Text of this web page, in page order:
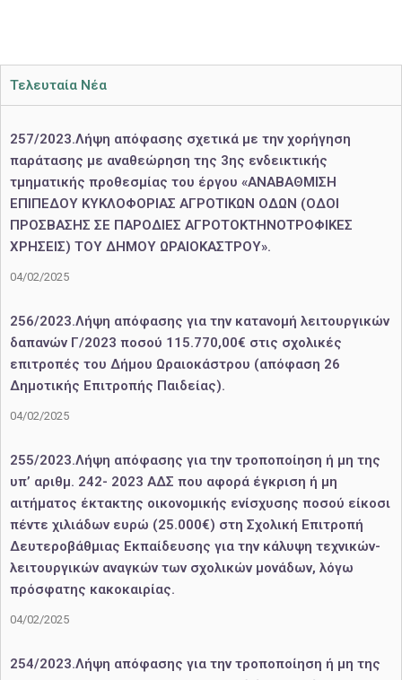
Τελευταία Νέα
257/2023.Λήψη απόφασης σχετικά με την χορήγηση
παράτασης με αναθεώρηση της 3ης ενδεικτικής
τμηματικής προθεσμίας του έργου «ΑΝΑΒΑΘΜΙΣΗ
ΕΠΙΠΕΔΟΥ ΚΥΚΛΟΦΟΡΙΑΣ ΑΓΡΟΤΙΚΩΝ ΟΔΩΝ (ΟΔΟΙ
ΠΡΟΣΒΑΣΗΣ ΣΕ ΠΑΡΟΔΙΕΣ ΑΓΡΟΤΟΚΤΗΝΟΤΡΟΦΙΚΕΣ
ΧΡΗΣΕΙΣ) ΤΟΥ ΔΗΜΟΥ ΩΡΑΙΟΚΑΣΤΡΟΥ».
04/02/2025
256/2023.Λήψη απόφασης για την κατανομή λειτουργικών
δαπανών Γ/2023 ποσού 115.770,00€ στις σχολικές
επιτροπές του Δήμου Ωραιοκάστρου (απόφαση 26
Δημοτικής Επιτροπής Παιδείας).
04/02/2025
255/2023.Λήψη απόφασης για την τροποποίηση ή μη της
υπ’ αριθμ. 242- 2023 ΑΔΣ που αφορά έγκριση ή μη
αιτήματος έκτακτης οικονομικής ενίσχυσης ποσού είκοσι
πέντε χιλιάδων ευρώ (25.000€) στη Σχολική Επιτροπή
Δευτεροβάθμιας Εκπαίδευσης για την κάλυψη τεχνικών-
λειτουργικών αναγκών των σχολικών μονάδων, λόγω
πρόσφατης κακοκαιρίας.
04/02/2025
254/2023.Λήψη απόφασης για την τροποποίηση ή μη της